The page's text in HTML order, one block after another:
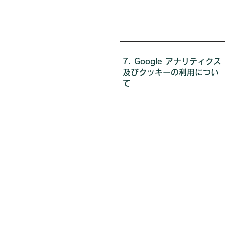
7. Google アナリティクス
及びクッキーの利用につい
て